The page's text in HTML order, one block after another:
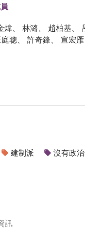
、 林潞、 趙柏基、
聰、 許奇鋒、 宣宏雁
建制派 沒有政
訊